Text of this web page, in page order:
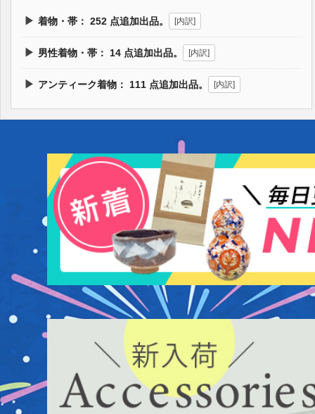
▶ 着物・帯： 252 点追加出品。 [内訳]
▶ 男性着物・帯： 14 点追加出品。 [内訳]
▶ アンティーク着物： 111 点追加出品。 [内訳]